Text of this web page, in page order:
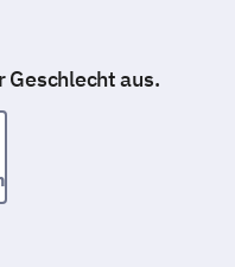
Geschlecht aus.